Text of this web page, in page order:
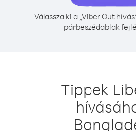
Válassza ki a „Viber Out
párbeszédablak
Tippek